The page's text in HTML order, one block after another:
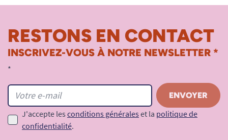
RESTONS EN CONTACT
INSCRIVEZ-VOUS À NOTRE NEWSLETTER *
*
J'accepte les conditions générales et la politique de
confidentialité.